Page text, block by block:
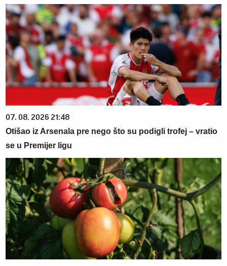
07. 08. 2026 21:48
Otišao iz Arsenala pre nego što su podigli trofej – vratio
se u Premijer ligu